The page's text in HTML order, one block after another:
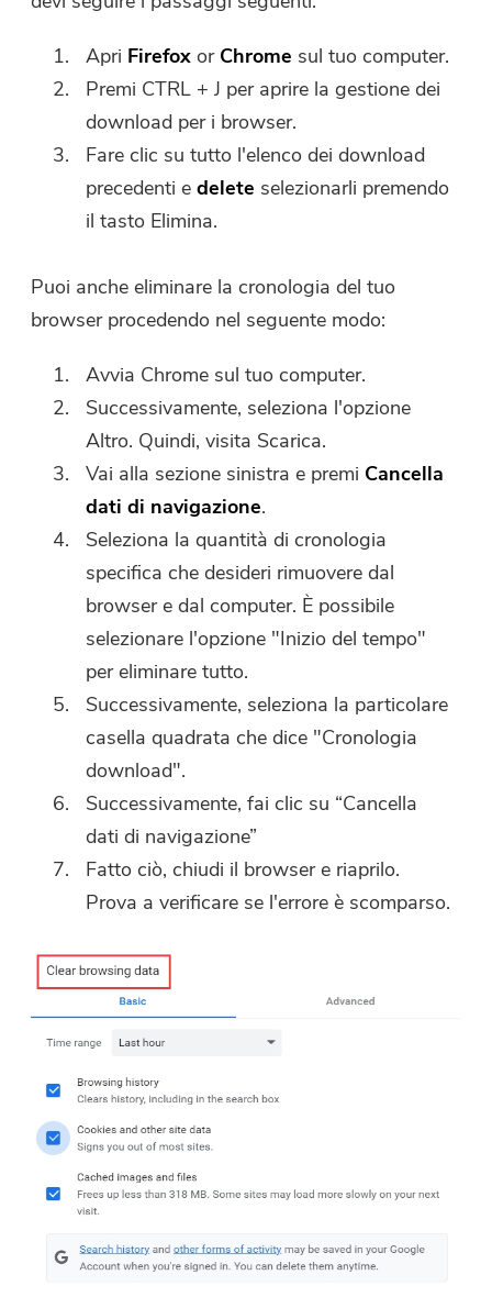
Apri Firefoxor Chrome sul tuo computer.
Premi CTRL + J per aprire la gestione dei
download per i browser.
Fare clic su tutto l'elenco dei download
precedenti edelete selezionarli premendo
il tasto Elimina.
Puoi anche eliminare la cronologia del tuo
browser procedendo nel seguente modo:
Avvia Chrome sul tuo computer.
Successivamente, seleziona l'opzione
Altro. Quindi, visita Scarica.
Vai alla sezione sinistra e premi Cancella
dati di navigazione.
Seleziona la quantità di cronologia
specifica che desideri rimuovere dal
browser e dal computer. È possibile
selezionare l'opzione "Inizio del tempo"
per eliminare tutto.
Successivamente, seleziona la particolare
casella quadrata che dice "Cronologia
download".
Successivamente, fai clic su “Cancella
dati di navigazione”
Fatto ciò, chiudi il browser e riaprilo.
Prova a verificare se l'errore è scomparso.